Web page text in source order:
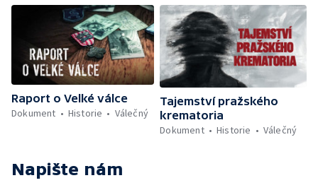
Raport o Velké válce
Dokument
Historie Válečný
Tajemství pražského
krematoria
Dokument
Historie Válečný
Napište nám